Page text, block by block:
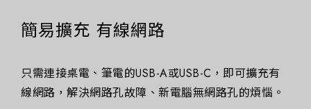
簡易擴充 有線網路
只需連接桌電、筆電的USB-A或USB-C，即可擴充有
線網路，解決網路孔故障、新電腦無網路孔的煩惱。